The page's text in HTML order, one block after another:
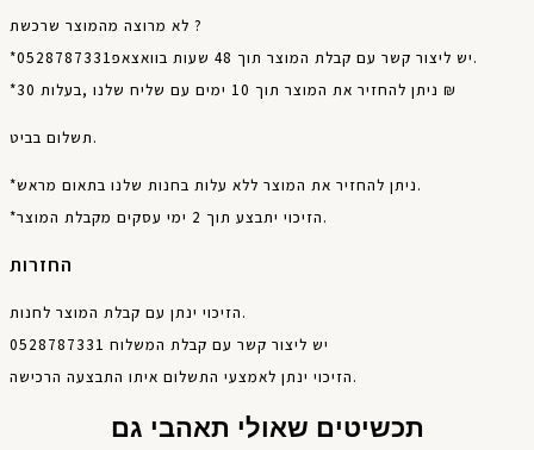
לא מרוצה מהמוצר שרכשת ?
*יש ליצור קשר עם קבלת המוצר תוך 48 שעות בוואצאפ0528787331.
*ניתן להחזיר את המוצר תוך 10 ימים עם שליח שלנו ,בעלות 30 ₪
תשלום בביט.
*ניתן להחזיר את המוצר ללא עלות בחנות שלנו בתאום מראש.
*הזיכוי יתבצע תוך 2 ימי עסקים מקבלת המוצר.
החזרות
הזיכוי ינתן עם קבלת המוצר לחנות.
יש ליצור קשר עם קבלת המשלוח 0528787331
הזיכוי ינתן לאמצעי התשלום איתו התבצעה הרכישה.
תכשיטים שאולי תאהבי גם